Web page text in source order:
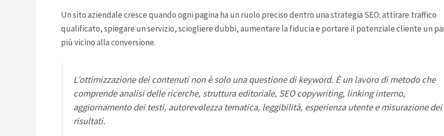
Un sito aziendale cresce quando ogni pagina ha un ruolo preciso dentro una strategia SEO: attirare traffico
qualificato, spiegare un servizio, sciogliere dubbi, aumentare la fiducia e portare il potenziale cliente un
più vicino alla conversione.
L’ottimizzazione dei contenuti non è solo una questione di keyword. È un lavoro di metodo che
comprende analisi delle ricerche, struttura editoriale, SEO copywriting, linking interno,
aggiornamento dei testi, autorevolezza tematica, leggibilità, esperienza utente e misurazione dei
risultati.